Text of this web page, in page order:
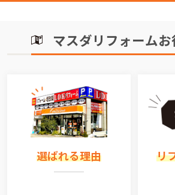
マスダリフォーム
選ばれる理由 リ